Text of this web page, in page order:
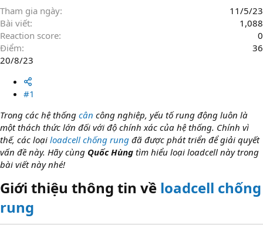
Tham gia ngày
11/5/23
Bài viết
1,088
Reaction score
0
Điểm
36
20/8/23
#1
Trong các hệ thống cân công nghiệp, yếu tố rung động luôn là
một thách thức lớn đối với độ chính xác của hệ thống. Chính vì
thế, các loại loadcell chống rung đã được phát triển để giải quyết
vấn đề này. Hãy cùng Quốc Hùng tìm hiểu loại loadcell này trong
bài viết này nhé!
Giới thiệu thông tin về loadcell chống
rung